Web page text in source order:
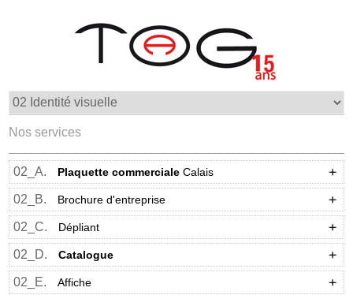
Nos services
02_A. Plaquette commerciale Calais
02_B. Brochure d'entreprise
02_C. Dépliant
02_D. Catalogue
02_E. Affiche